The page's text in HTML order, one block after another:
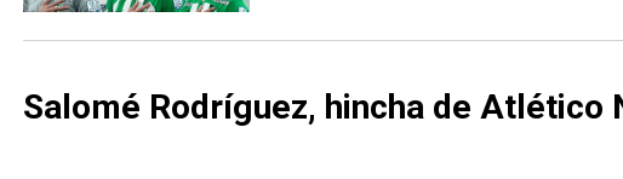
Salomé Rodríguez, hincha de Atlético